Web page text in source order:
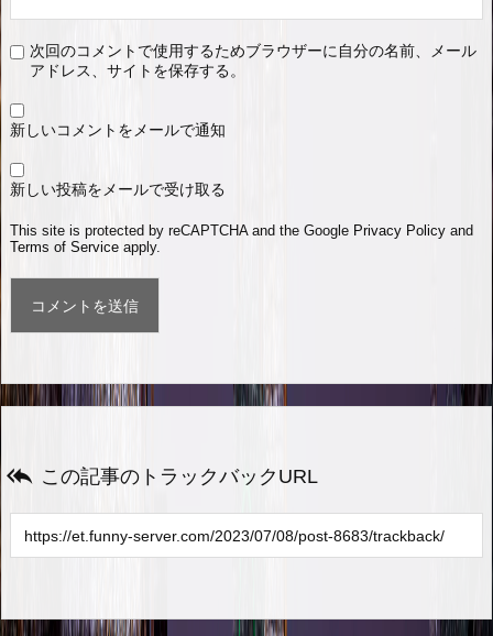
次回のコメントで使用するためブラウザーに自分の名前、メール
アドレス、サイトを保存する。
新しいコメントをメールで通知
新しい投稿をメールで受け取る
This site is protected by reCAPTCHA and the Google Privacy Policy and
Terms of Service apply.
 この記事のトラックバックURL